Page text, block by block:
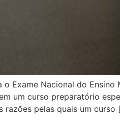
Exame Nacional do
um curso preparatório
razões pelas quais um curso